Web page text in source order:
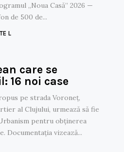
„Noua Casă” 2026 —
de 500 de...
L
care se
16 noi case
pe strada Voroneț,
al Clujului, urmează să fie
pentru obținerea
Documentația vizează...